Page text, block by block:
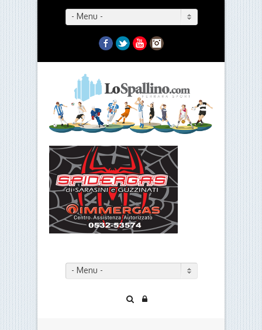
- Menu -
Facebook
TwitterYouTubeInstagram
- Menu -